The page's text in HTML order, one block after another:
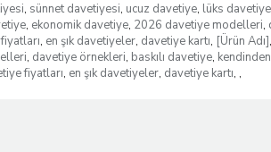
, sünnet davetiyesi, ucuz davetiye, lüks davetiye
, ekonomik davetiye, 2026 davetiye modelleri,
, en şık davetiyeler, davetiye kartı, [Ürün Adı],
, davetiye örnekleri, baskılı davetiye,
fiyatları, en şık davetiyeler, davetiye kartı, ,